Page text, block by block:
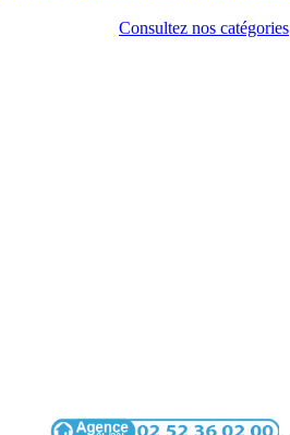
Consultez nos catégories